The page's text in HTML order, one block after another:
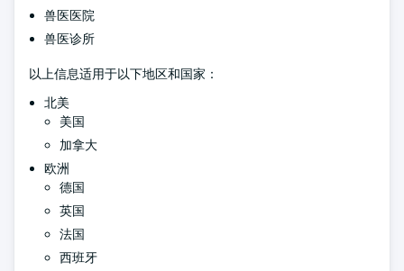
兽医医院
兽医诊所
以上信息适用于以下地区和国家：
北美
美国
加拿大
欧洲
德国
英国
法国
西班牙